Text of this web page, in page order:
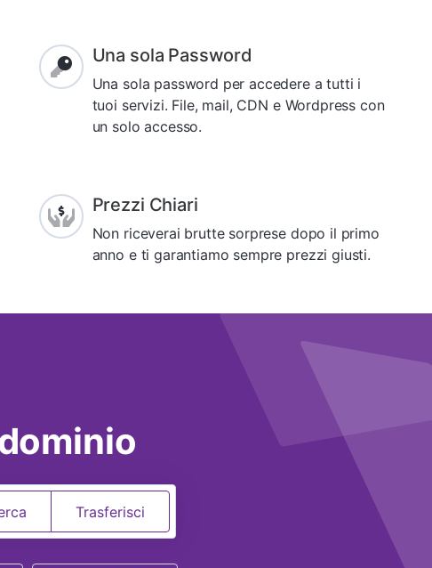
Una sola Password
Una sola password per accedere a tutti i
tuoi servizi. File, mail, CDN e Wordpress con
un solo accesso.
Prezzi Chiari
Non riceverai brutte sorprese dopo il primo
anno e ti garantiamo sempre prezzi giusti.